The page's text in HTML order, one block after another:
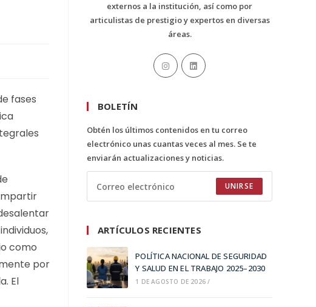
fases
como
por
El
externos a la institución, así como por
articulistas de prestigio y expertos en diversas
áreas.
BOLETÍN
Obtén los últimos contenidos en tu correo
electrónico unas cuantas veces al mes. Se te
enviarán actualizaciones y noticias.
UNIRSE
ARTÍCULOS RECIENTES
POLÍTICA NACIONAL DE SEGURIDAD
Y SALUD EN EL TRABAJO 2025–2030
1 DE AGOSTO DE 2026 /